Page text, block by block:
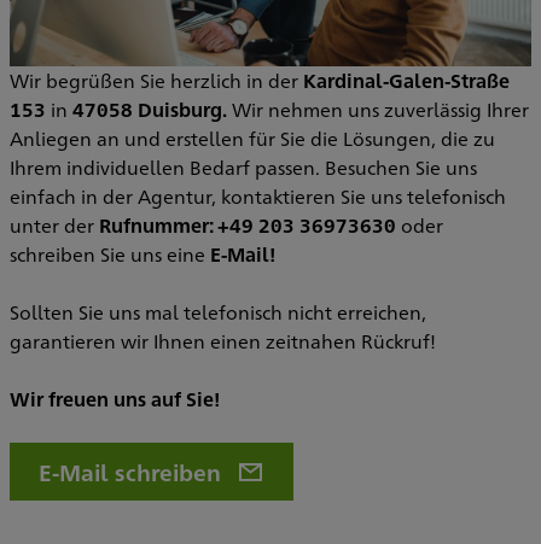
Wir begrüßen Sie herzlich in der Kardinal-Galen-Straße
153 in 47058 Duisburg.Wir nehmen uns zuverlässig Ihrer
Anliegen an und erstellen für Sie die Lösungen, die zu
Ihrem individuellen Bedarf passen. Besuchen Sie uns
einfach in der Agentur, kontaktieren Sie uns telefonisch
unter der Rufnummer: +49 203 36973630 oder
schreiben Sie uns eine E-Mail!
Sollten Sie uns mal telefonisch nicht erreichen,
garantieren wir Ihnen einen zeitnahen Rückruf!
Wir freuen uns auf Sie!
E-Mail schreiben